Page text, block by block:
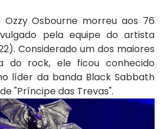
Osbourne morreu aos 76
pela equipe do artista
Considerado um dos maiores
do rock, ele ficou conhecido
líder da banda Black Sabbath
"Príncipe das Trevas".